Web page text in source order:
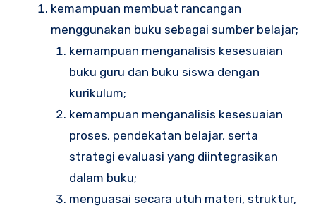
kemampuan membuat rancangan
menggunakan buku sebagai sumber belajar;
kemampuan menganalisis kesesuaian
buku guru dan buku siswa dengan
kurikulum;
kemampuan menganalisis kesesuaian
proses, pendekatan belajar, serta
strategi evaluasi yang diintegrasikan
dalam buku;
menguasai secara utuh materi, struktur,